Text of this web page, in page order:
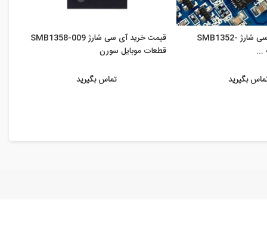
قیمت خرید آی سی شارژ SMB1352-
بگیرید
قیمت خرید آی سی شارژ SMB1358-009
قطعات موبایل سورن
تماس بگیرید